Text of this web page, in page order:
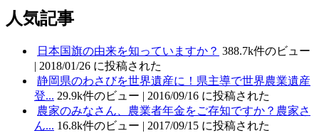
人気記事
日本国旗の由来を知っていますか？ 388.7k件のビュー
| 2018/01/26 に投稿された
静岡県のわさびを世界遺産に！県主導で世界農業遺産
登... 29.9k件のビュー | 2016/09/16 に投稿された
農家のみなさん、農業者年金をご存知ですか？農家さ
ん... 16.8k件のビュー | 2017/09/15 に投稿された